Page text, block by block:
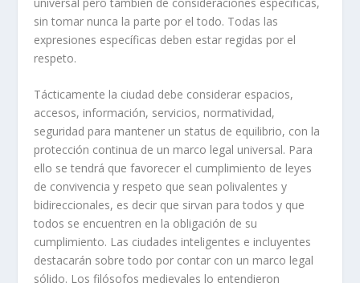
sin tomar nunca la parte por el todo. Todas las
expresiones específicas deben estar regidas por el
respeto.
Tácticamente la ciudad debe considerar espacios,
accesos, información, servicios, normatividad,
seguridad para mantener un status de equilibrio, con la
protección continua de un marco legal universal. Para
ello se tendrá que favorecer el cumplimiento de leyes
de convivencia y respeto que sean polivalentes y
bidireccionales, es decir que sirvan para todos y que
todos se encuentren en la obligación de su
cumplimiento. Las ciudades inteligentes e incluyentes
destacarán sobre todo por contar con un marco legal
sólido. Los filósofos medievales lo entendieron